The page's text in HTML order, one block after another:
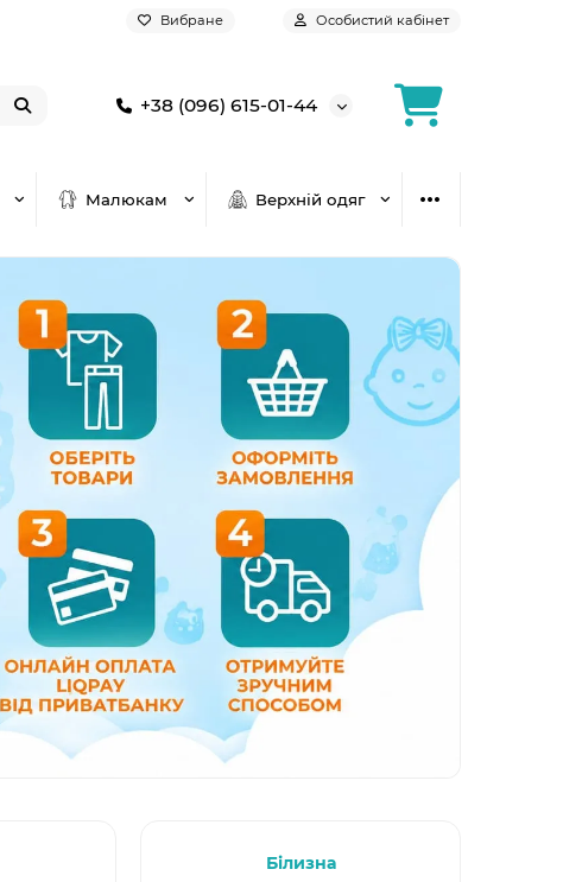
Вибране Особистий кабінет
+38 (096) 615-01-44
Малюкам Верхній одяг
Білизна